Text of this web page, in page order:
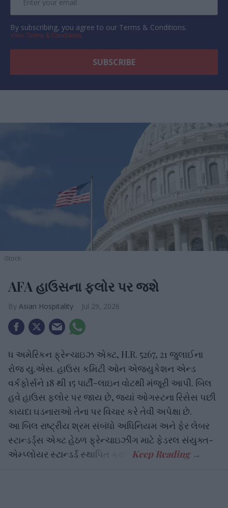
By subscribing, you agree to our Terms & Conditions.
View Terms & Conditions
iStock
AFA હાઉસના ફ્લોર પર જશે
Asian Hospitality Jul 29, 2026
ધ અમેરિકન ફ્રેન્ચાઇઝ એક્ટ, H.R. 5267, 21 જુલાઈના
રોજ યુ.એસ. હાઉસ કમિટી ઓન એજ્યુકેશન એન્ડ
વર્કફોર્સને 18 થી 15 પાર્ટી-લાઇન વોટથી મંજૂરી આપી. બિલ
હવે હાઉસ ફ્લોર પર જાય છે, જ્યાં ઓગસ્ટના રિસેસ પછી
કાયદા ઘડનારાઓ તેના પર વિચાર કરે તેવી અપેક્ષા છે.
આ બિલ રાષ્ટ્રીય શ્રમ સંબંધો અધિનિયમ અને ફેર લેબર
સ્ટાન્ડર્ડ્સ એક્ટ હેઠળ ફ્રેન્ચાઇઝીંગ માટે ફેડરલ સંયુક્ત-
એમ્પ્લોયર સ્ટાન્ડર્ડ સ્થાપિત કરશે.